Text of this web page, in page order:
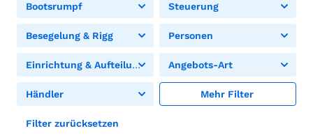
Bootsrumpf Steuerung
Besegelung & Rigg Personen
Einrichtung & Aufteilung Angebots-Art
Händler Mehr Filter
Filter zurücksetzen